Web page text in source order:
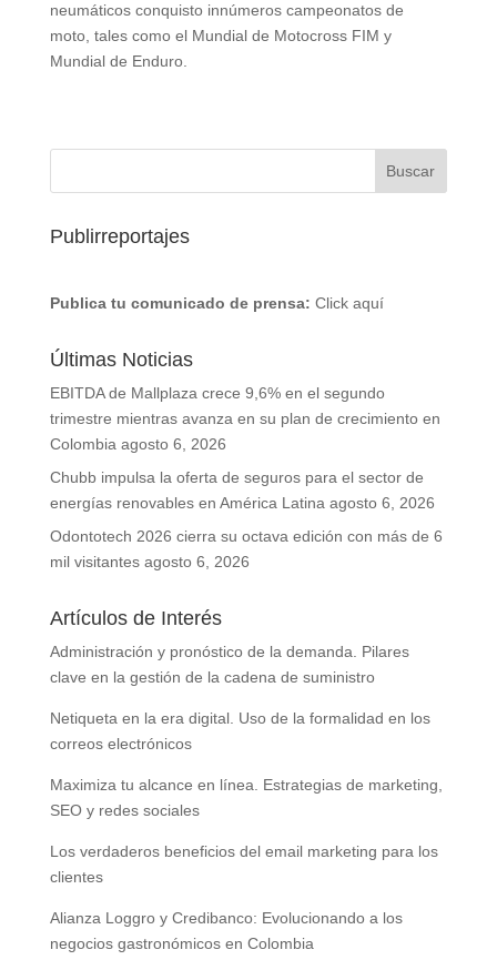
neumáticos conquisto innúmeros campeonatos de
moto, tales como el Mundial de Motocross FIM y
Mundial de Enduro.
Publirreportajes
Publica tu comunicado de prensa: Click aquí
Últimas Noticias
EBITDA de Mallplaza crece 9,6% en el segundo
trimestre mientras avanza en su plan de crecimiento en
Colombia agosto 6, 2026
Chubb impulsa la oferta de seguros para el sector de
energías renovables en América Latina agosto 6, 2026
Odontotech 2026 cierra su octava edición con más de 6
mil visitantes agosto 6, 2026
Artículos de Interés
Administración y pronóstico de la demanda. Pilares
clave en la gestión de la cadena de suministro
Netiqueta en la era digital. Uso de la formalidad en los
correos electrónicos
Maximiza tu alcance en línea. Estrategias de marketing,
SEO y redes sociales
Los verdaderos beneficios del email marketing para los
clientes
Alianza Loggro y Credibanco: Evolucionando a los
negocios gastronómicos en Colombia